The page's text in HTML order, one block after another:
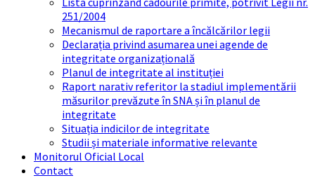
251/2004
Mecanismul de raportare a încălcărilor legii
Declarația privind asumarea unei agende de
integritate organizațională
Planul de integritate al instituției
Raport narativ referitor la stadiul implementării
măsurilor prevăzute în SNA și în planul de
integritate
Situația indicilor de integritate
Studii și materiale informative relevante
Monitorul Oficial Local
Contact